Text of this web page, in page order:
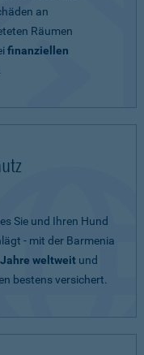
an
Räumen
finanziellen
Sie und Ihren Hund
- mit der Barmenia
Jahre weltweit und
bestens versichert.